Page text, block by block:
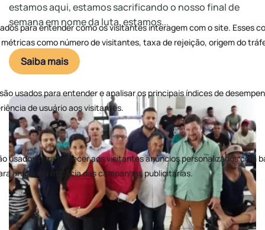
estamos aqui, estamos sacrificando o nosso final de
semana em nome da luta, estamos...
Saiba mais